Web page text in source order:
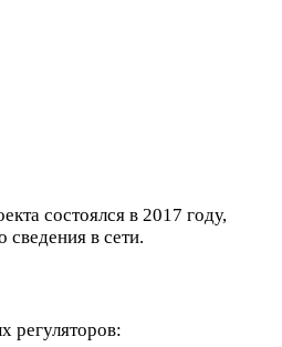
состоялся в 2017 году,
в сети.
регуляторов: